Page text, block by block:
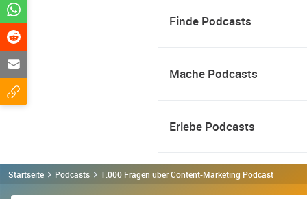
Finde Podcasts
Mache Podcasts
Erlebe Podcasts
Startseite Podcasts 1.000 Fragen über Content-Marketing Podcast